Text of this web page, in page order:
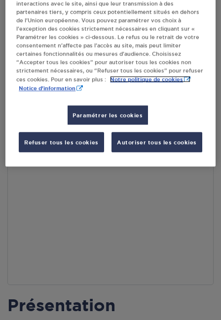
RECEVOIR LES COORDONNÉES DU REVENDEUR
En cliquant sur « S’y rendre », j’autorise le traitement
d’informations (dont mon adresse IP) et leur transfert hors UE
par Google Maps afin d’afficher la carte.
En savoir plus
Accès
Présentation
interactions avec le site, ainsi que leur transmission à des
partenaires tiers, y compris ceux potentiellement situés en dehors
de l’Union européenne. Vous pouvez paramétrer vos choix à
l’exception des cookies strictement nécessaires en cliquant sur «
Paramétrer les cookies » ci-dessous. Le refus ou le retrait de votre
consentement n’affecte pas l’accès au site, mais peut limiter
certaines fonctionnalités ou mesures d’audience. Choisissez
“Accepter tous les cookies” pour autoriser tous les cookies non
strictement nécessaires, ou “Refuser tous les cookies” pour refuser
ces cookies. Pour en savoir plus :
Notre politique de cookies
Notice d'information
Paramétrer les cookies
Refuser tous les cookies Autoriser tous les cookies